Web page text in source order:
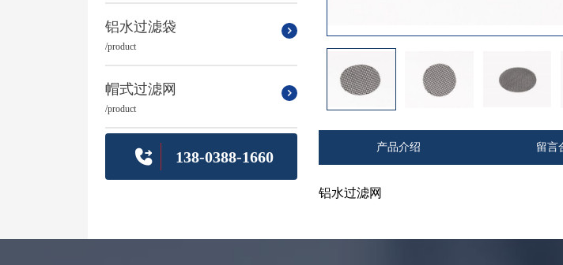
铝水过滤袋
帽式过滤网
138-0388-1660
产品介绍 留言
铝水过滤网